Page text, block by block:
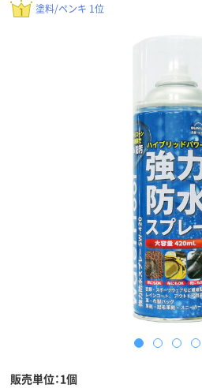
塗料/ペンキ 1位
販売単位：1個